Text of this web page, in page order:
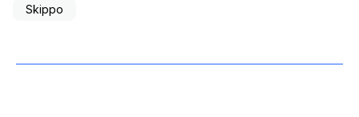
Skippo